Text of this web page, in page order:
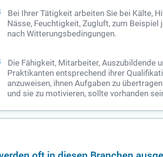
Bei Ihrer Tätigkeit arbeiten Sie bei Kälte,
Nässe, Feuchtigkeit, Zugluft, zum Beispiel
nach Witterungsbedingungen.
Die Fähigkeit, Mitarbeiter, Auszubildende
Praktikanten entsprechend ihrer
anzuweisen, ihnen Aufgaben zu übertragen
und sie zu motivieren, sollte vorhanden